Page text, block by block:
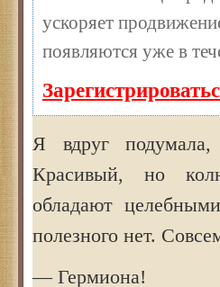
ускоряет
появляются уже в
Я вдруг
Красивый, но
обладают
полезного нет.
— Гермиона!